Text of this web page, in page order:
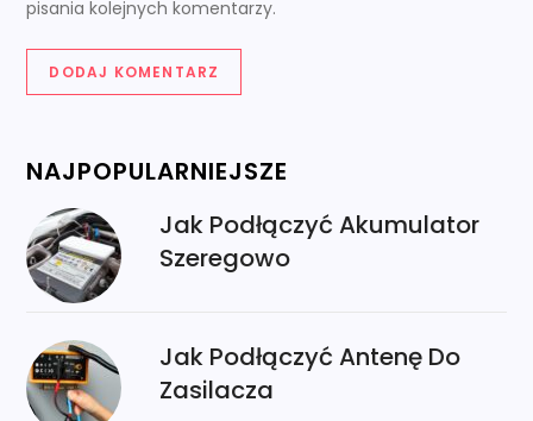
pisania kolejnych komentarzy.
NAJPOPULARNIEJSZE
Jak Podłączyć Akumulator
Szeregowo
Jak Podłączyć Antenę Do
Zasilacza